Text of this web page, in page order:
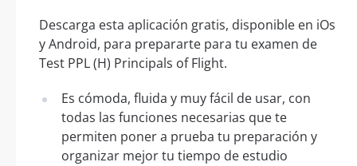
Descarga esta aplicación gratis, disponible en iOs
y Android, para prepararte para tu examen de
Test PPL (H) Principals of Flight.
Es cómoda, fluida y muy fácil de usar, con
todas las funciones necesarias que te
permiten poner a prueba tu preparación y
organizar mejor tu tiempo de estudio